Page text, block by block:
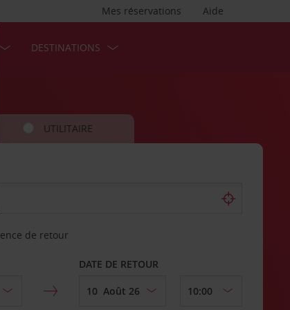
Aide
Mes réservations
DESTINATIONS
UTILITAIRE
de retour
DATE DE RETOUR